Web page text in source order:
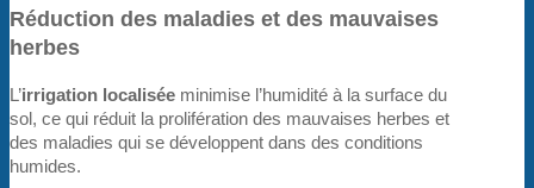
Réduction des maladies et des mauvaises
herbes
L’irrigation localisée minimise l’humidité à la surface du
sol, ce qui réduit la prolifération des mauvaises herbes et
des maladies qui se développent dans des conditions
humides.